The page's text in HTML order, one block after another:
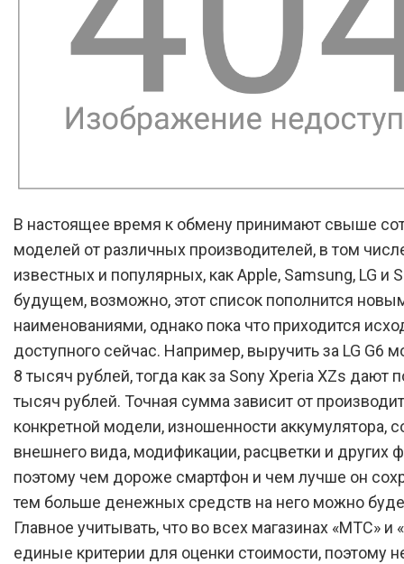
В настоящее время к обмену принимают свыше
моделей от различных производителей, в том
известных и популярных, как Apple, Samsung, LG и
будущем, возможно, этот список пополнится
наименованиями, однако пока что приходится
доступного сейчас. Например, выручить за LG G6
8 тысяч рублей, тогда как за Sony Xperia XZs дают
тысяч рублей. Точная сумма зависит от
конкретной модели, изношенности аккумулятора,
внешнего вида, модификации, расцветки и других
поэтому чем дороже смартфон и чем лучше он
тем больше денежных средств на него можно
Главное учитывать, что во всех магазинах «МТС» и
единые критерии для оценки стоимости, поэтому